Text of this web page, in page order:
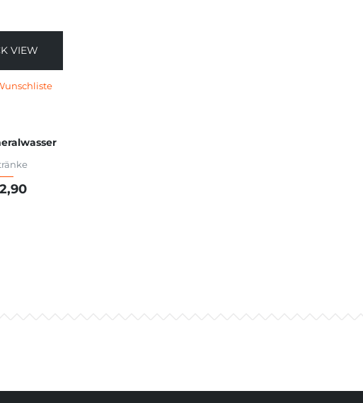
VIEW
2,90